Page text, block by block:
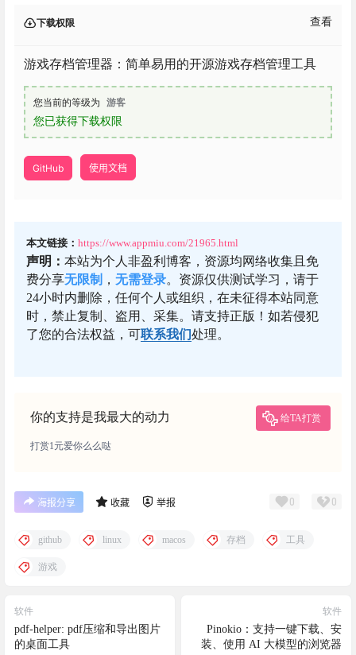
下载权限 查看
游戏存档管理器：简单易用的开源游戏存档管理工具
您当前的等级为 游客
您已获得下载权限
GitHub 使用文档
本文链接： https://www.appmiu.com/21965.html
声明： 本站为个人非盈利博客，资源均网络收集且免
费分享无限制 ， 无需登录。资源仅供测试学习，请于
24小时内删除，任何个人或组织，在未征得本站同意
时，禁止复制、盗用、采集。请支持正版！如若侵犯
了您的合法权益，可联系我们处理。
你的支持是我最大的动力 给TA打赏
打赏1元爱你么么哒
海报分享 收藏 举报 0 0
github linux macos 存档 工具
游戏
软件
pdf-helper: pdf压缩和导出图片
的桌面工具
软件
Pinokio：支持一键下载、安
装、使用 AI 大模型的浏览器